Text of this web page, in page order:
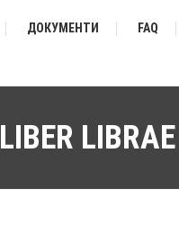
ДОКУМЕНТИ FAQ
LIBER